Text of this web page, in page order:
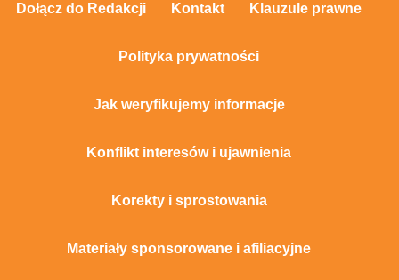
Dołącz do Redakcji Kontakt Klauzule prawne
Polityka prywatności
Jak weryfikujemy informacje
Konflikt interesów i ujawnienia
Korekty i sprostowania
Materiały sponsorowane i afiliacyjne